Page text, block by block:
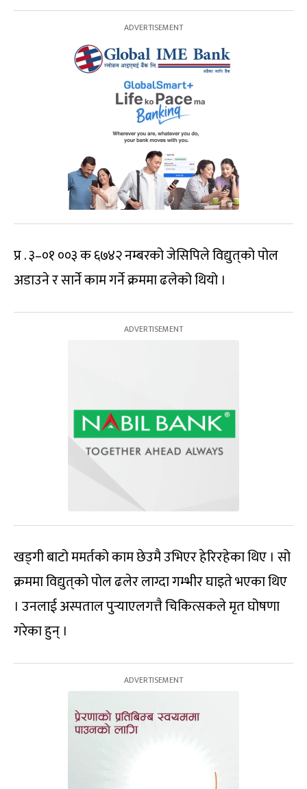
प्र . ३–०१ ००३ क ६७४२ नम्बरको जेसिपिले विद्युत्‌को पोल
अडाउने र सार्ने काम गर्ने क्रममा ढलेको थियो ।
खड्गी बाटो ममर्तको काम छेउमै उभिएर हेरिरहेका थिए । सो
क्रममा विद्युत्‌को पोल ढलेर लाग्दा गम्भीर घाइते भएका थिए
। उनलाई अस्पताल पुर्‍याएलगत्तै चिकित्सकले मृत घोषणा
गरेका हुन् ।